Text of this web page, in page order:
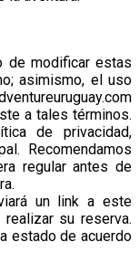
de modificar estas
asimismo, el uso
a tales términos.
de privacidad,
Recomendamos
regular antes de
un link a este
su reserva.
estado de acuerdo